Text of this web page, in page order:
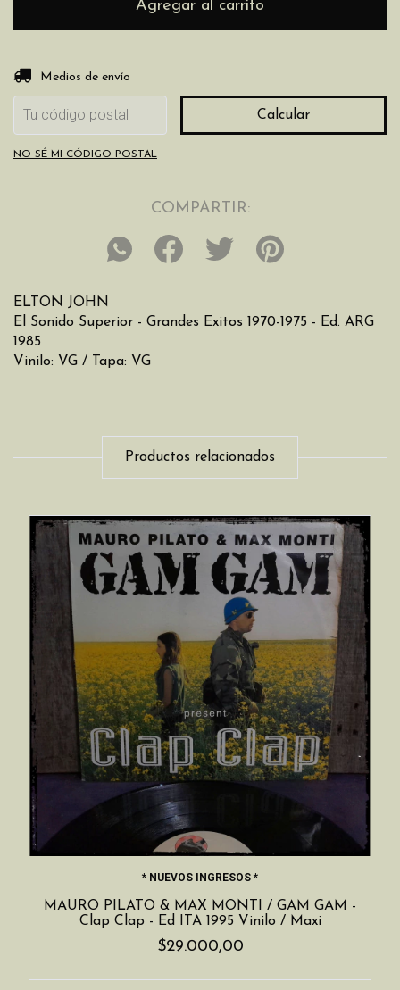
Entregas para el CP:
Medios de envío
Calcular
NO SÉ MI CÓDIGO POSTAL
COMPARTIR:
ELTON JOHN
El Sonido Superior - Grandes Exitos 1970-1975 - Ed. ARG
1985
Vinilo: VG / Tapa: VG
Productos relacionados
* NUEVOS INGRESOS *
MAURO PILATO & MAX MONTI / GAM GAM -
Clap Clap - Ed ITA 1995 Vinilo / Maxi
$29.000,00